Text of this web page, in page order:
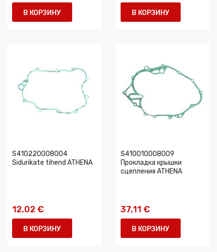
В КОРЗИНУ В КОРЗИНУ
S410220008004
Sidurikate tihend ATHENA
12,02 €
В КОРЗИНУ
S410010008009
Прокладка крышки
сцепления ATHENA
37,11 €
В КОРЗИНУ